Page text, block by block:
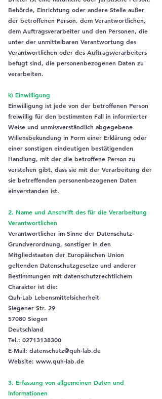
Behörde, Einrichtung oder andere Stelle außer
der betroffenen Person, dem Verantwortlichen,
dem Auftragsverarbeiter und den Personen, die
unter der unmittelbaren Verantwortung des
Verantwortlichen oder des Auftragsverarbeiters
befugt sind, die personenbezogenen Daten zu
verarbeiten.
k) Einwilligung
Einwilligung ist jede von der betroffenen Person
freiwillig für den bestimmten Fall in informierter
Weise und unmissverständlich abgegebene
Willensbekundung in Form einer Erklärung oder
einer sonstigen eindeutigen bestätigenden
Handlung, mit der die betroffene Person zu
verstehen gibt, dass sie mit der Verarbeitung der
sie betreffenden personenbezogenen Daten
einverstanden ist.
2. Name und Anschrift des für die Verarbeitung
Verantwortlichen
Verantwortlicher im Sinne der Datenschutz-
Grundverordnung, sonstiger in den
Mitgliedstaaten der Europäischen Union
geltenden Datenschutzgesetze und anderer
Bestimmungen mit datenschutzrechtlichem
Charakter ist die:
Quh-Lab Lebensmittelsicherheit
Siegener Str. 29
57080 Siegen
Deutschland
Tel.: 02713138300
E-Mail: datenschutz@quh-lab.de
Website: www.quh-lab.de
3. Erfassung von allgemeinen Daten und
Informationen